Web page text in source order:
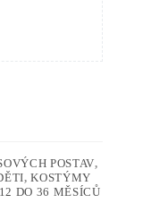
POSTAV,
,KOSTÝMY
DO 36 MĚSÍCŮ